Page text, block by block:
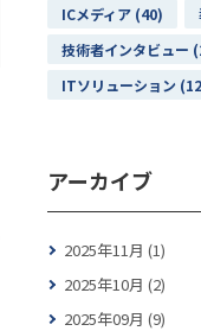
ICメディア (40)
技術者インタビュー
ITソリューション
アーカイブ
2025年11月 (1)
2025年10月 (2)
2025年09月 (9)